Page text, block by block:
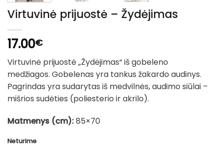
Virtuvinė prijuostė – Žydėjimas
17.00€
Virtuvinė prijuostė „Žydėjimas“ iš gobeleno
medžiagos. Gobelenas yra tankus žakardo audinys.
Pagrindas yra sudarytas iš medvilnės, audimo siūlai –
mišrios sudėties (poliesterio ir akrilo).
Matmenys (cm):85×70
Neturime